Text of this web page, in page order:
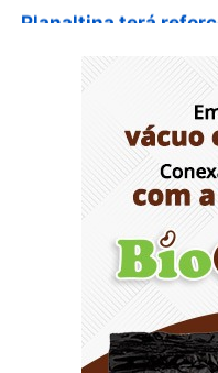
Endereços em
de energia
Lactário do Hospital
alimentação segura
pacientes
Agosto Lilás reforça